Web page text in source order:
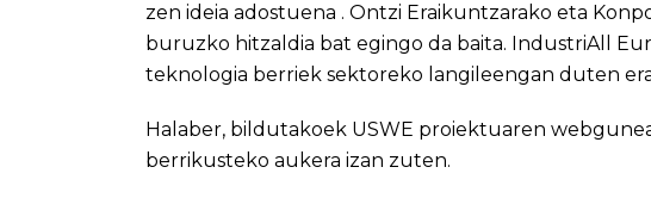
zen ideia adostuena . Ontzi Eraikuntzarako eta
buruzko hitzaldia bat egingo da baita. IndustriAll
teknologia berriek sektoreko langileengan duten
Halaber, bildutakoek USWE proiektuaren
berrikusteko aukera izan zuten.